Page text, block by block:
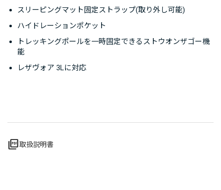
スリーピングマット固定ストラップ(取り外し可能)
ハイドレーションポケット
トレッキングポールを一時固定できるストウオンザゴー機
能
レザヴォア 3Lに対応
picture_as_pdf取扱説明書